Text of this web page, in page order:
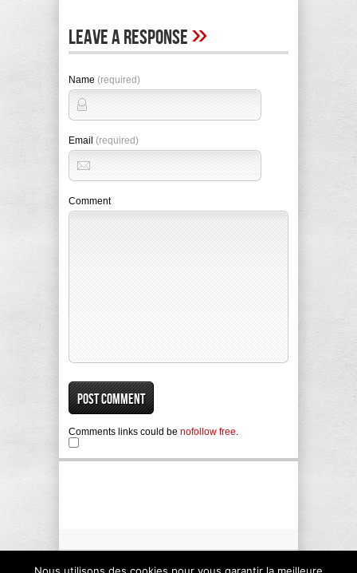
Leave A Response»
Name (required)
Email (required)
Comment
Comments links could be nofollow free